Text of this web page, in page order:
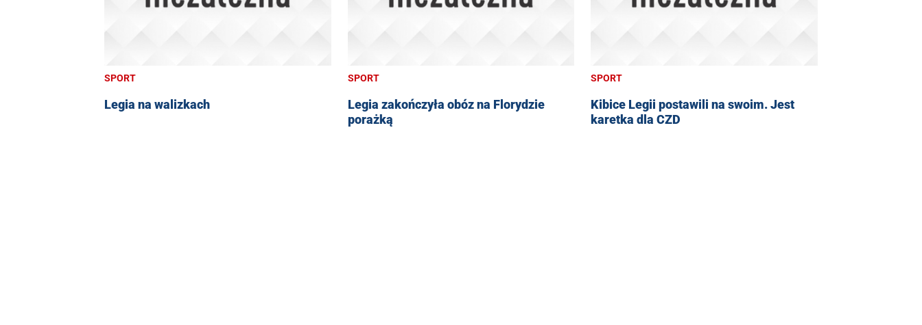
SPORT
Legia na walizkach
SPORT
Legia zakończyła obóz na Florydzie
porażką
SPORT
Kibice Legii postawili na swoim. Jest
karetka dla CZD